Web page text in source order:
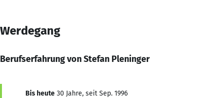
Werdegang
Berufserfahrung von Stefan Pleninger
Bis heute 30 Jahre, seit Sep. 1996